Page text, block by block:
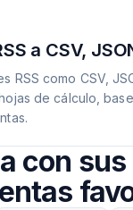
a CSV,
RSS como CSV,
de cálculo,
con sus